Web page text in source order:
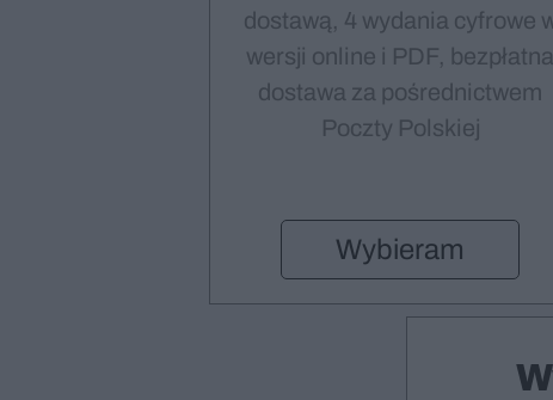
dostawą, 4 wydania cyfrowe
wersji online i PDF, bezpłatna
dostawa za pośrednictwem
Poczty Polskiej
Wybieram